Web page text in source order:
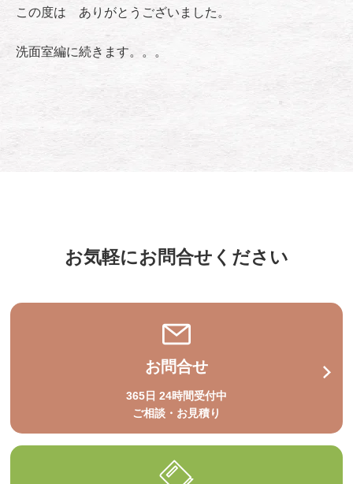
この度は ありがとうございました。
洗面室編に続きます。。。
お気軽にお問合せください
お問合せ
365日 24時間受付中
ご相談・お見積り